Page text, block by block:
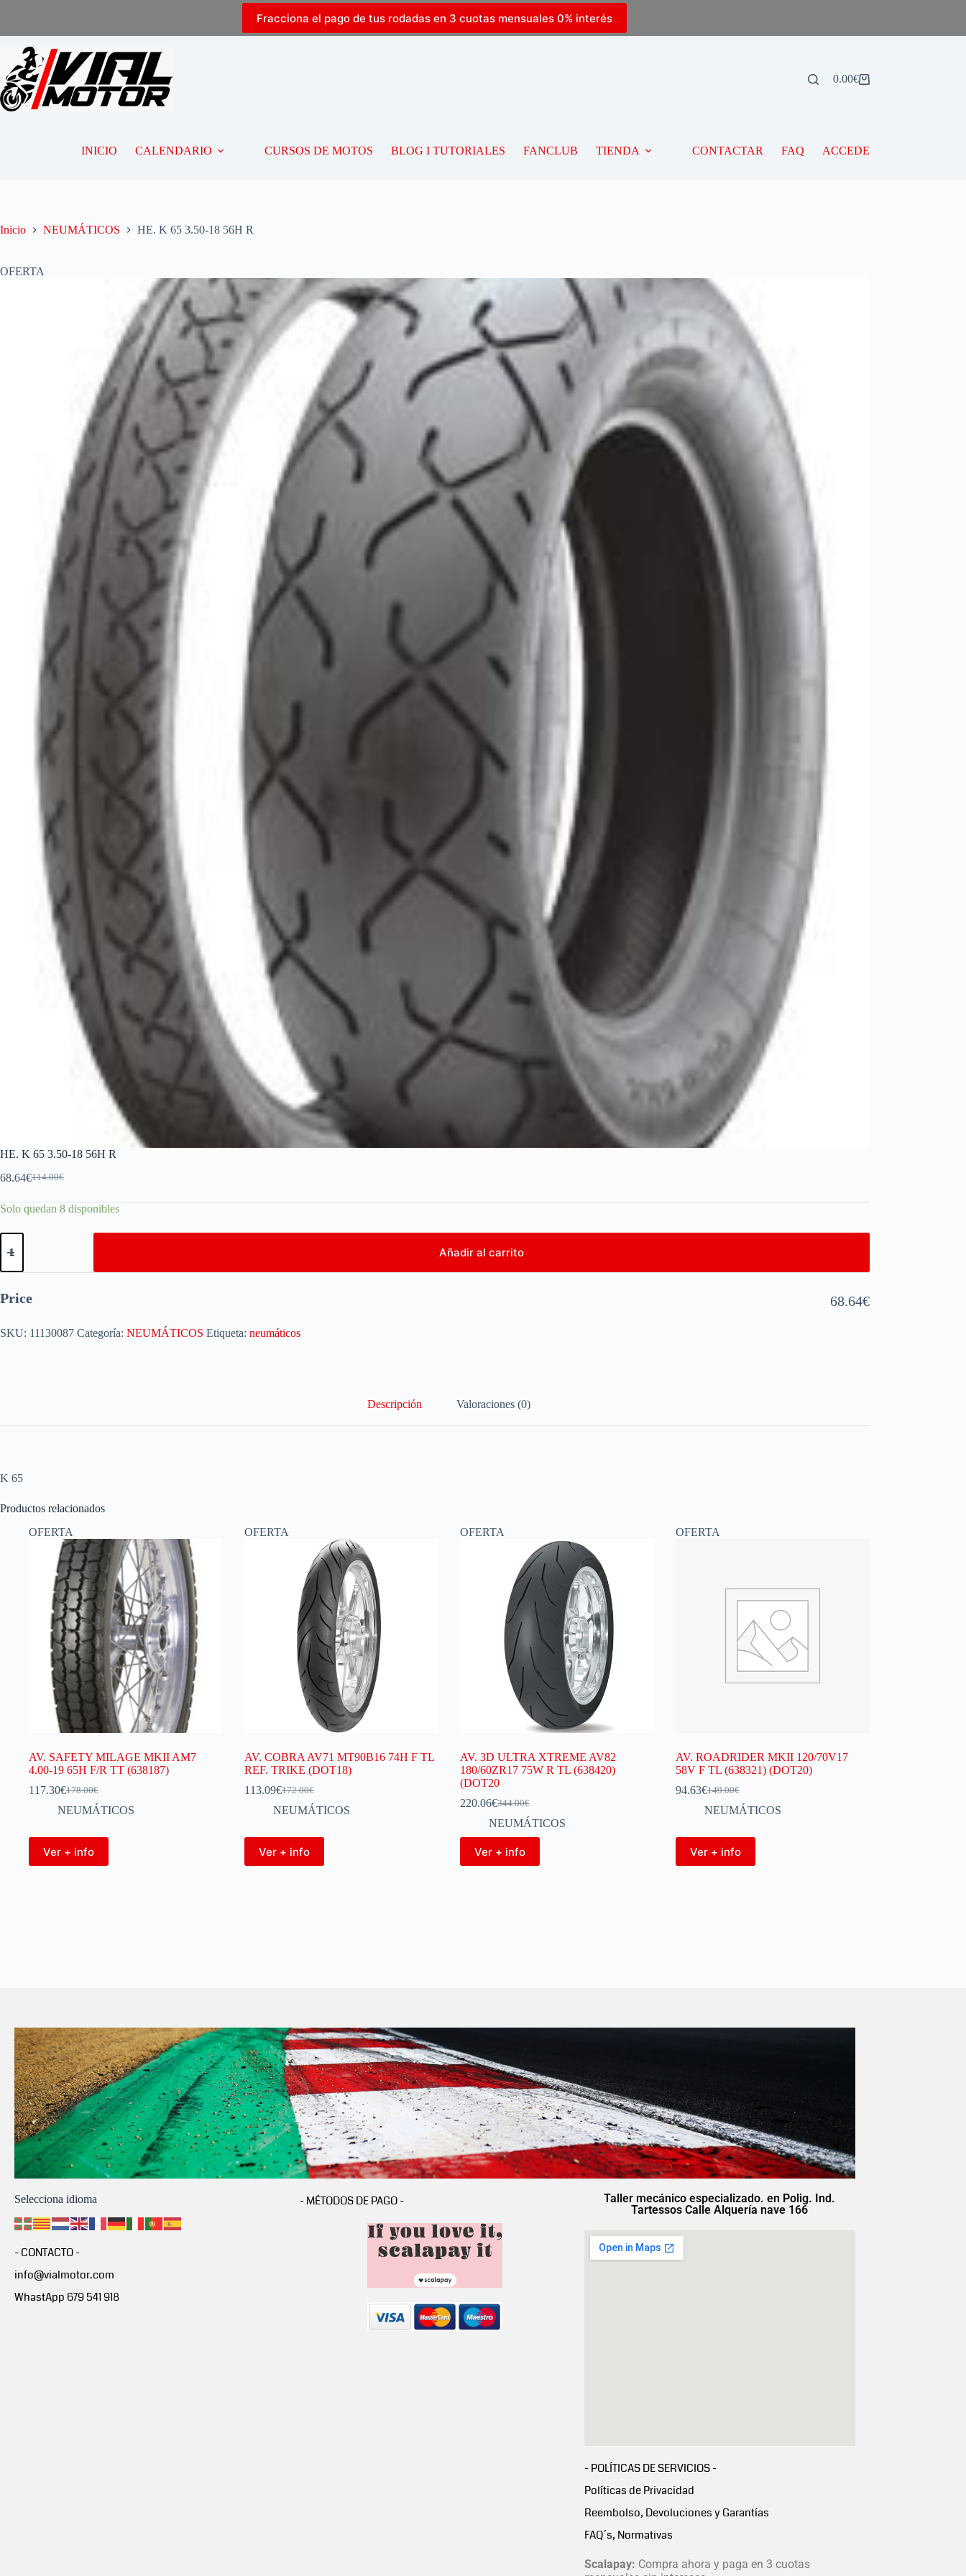
Fracciona el pago de tus rodadas en 3 cuotas mensuales 0% interés
0.00€
INICIO CALENDARIO CURSOS DE MOTOS BLOG I TUTORIALES FANCLUB TIENDA CONTACTAR FAQ ACCEDE
Inicio NEUMÁTICOS HE. K 65 3.50-18 56H R
OFERTA
HE. K 65 3.50-18 56H R
114.00€
68.64€
Solo quedan 8 disponibles
Añadir al carrito
Price 68.64€
SKU: 11130087 Categoría: NEUMÁTICOS Etiqueta: neumáticos
Descripción Valoraciones (0)
K 65
Productos relacionados
OFERTA
AV. SAFETY MILAGE MKII AM7
4.00-19 65H F/R TT (638187)
178.00€
117.30€
NEUMÁTICOS
Ver + info
OFERTA
AV. COBRA AV71 MT90B16 74H F TL
REF. TRIKE (DOT18)
172.00€
113.09€
NEUMÁTICOS
Ver + info
OFERTA
AV. 3D ULTRA XTREME AV82
180/60ZR17 75W R TL (638420)
(DOT20
344.00€
220.06€
NEUMÁTICOS
Ver + info
OFERTA
AV. ROADRIDER MKII 120/70V17
58V F TL (638321) (DOT20)
149.00€
94.63€
NEUMÁTICOS
Ver + info
Selecciona idioma
- CONTACTO -
info@vialmotor.com
WhastApp 679 541 918
- MÉTODOS DE PAGO -
Taller mecánico especializado. en Polig. Ind.
Tartessos Calle Alquería nave 166
- POLÍTICAS DE SERVICIOS -
Políticas de Privacidad
Reembolso, Devoluciones y Garantías
FAQ´s, Normativas
Scalapay: Compra ahora y paga en 3 cuotas